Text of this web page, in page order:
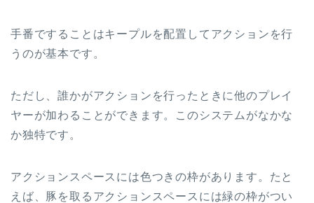
手番ですることはキープルを配置してアクションを行
うのが基本です。
ただし、誰かがアクションを行ったときに他のプレイ
ヤーが加わることができます。このシステムがなかな
か独特です。
アクションスペースには色つきの枠があります。たと
えば、豚を取るアクションスペースには緑の枠がつい